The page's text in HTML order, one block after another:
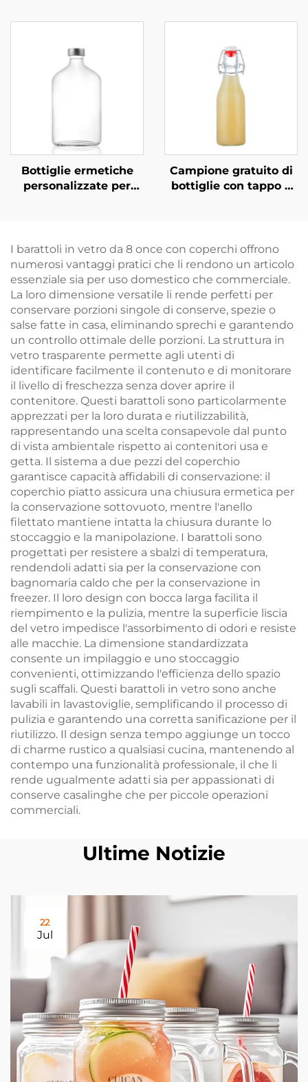
500 ml per bevande
ml, quadrate, per
caffè
Bottiglie ermetiche
personalizzate per
ml
Campione gratuito di
bottiglie con tappo a
I barattoli in vetro da 8 once con coperchi offrono
numerosi vantaggi pratici che li rendono un articolo
essenziale sia per uso domestico che commerciale.
La loro dimensione versatile li rende perfetti per
conservare porzioni singole di conserve, spezie o
salse fatte in casa, eliminando sprechi e garantendo
un controllo ottimale delle porzioni. La struttura in
vetro trasparente permette agli utenti di
identificare facilmente il contenuto e di monitorare
il livello di freschezza senza dover aprire il
contenitore. Questi barattoli sono particolarmente
apprezzati per la loro durata e riutilizzabilità,
rappresentando una scelta consapevole dal punto
di vista ambientale rispetto ai contenitori usa e
getta. Il sistema a due pezzi del coperchio
garantisce capacità affidabili di conservazione: il
coperchio piatto assicura una chiusura ermetica per
la conservazione sottovuoto, mentre l'anello
filettato mantiene intatta la chiusura durante lo
stoccaggio e la manipolazione. I barattoli sono
progettati per resistere a sbalzi di temperatura,
rendendoli adatti sia per la conservazione con
bagnomaria caldo che per la conservazione in
freezer. Il loro design con bocca larga facilita il
riempimento e la pulizia, mentre la superficie liscia
del vetro impedisce l'assorbimento di odori e resiste
alle macchie. La dimensione standardizzata
consente un impilaggio e uno stoccaggio
convenienti, ottimizzando l'efficienza dello spazio
sugli scaffali. Questi barattoli in vetro sono anche
lavabili in lavastoviglie, semplificando il processo di
pulizia e garantendo una corretta sanificazione per il
riutilizzo. Il design senza tempo aggiunge un tocco
di charme rustico a qualsiasi cucina, mantenendo al
contempo una funzionalità professionale, il che li
rende ugualmente adatti sia per appassionati di
conserve casalinghe che per piccole operazioni
commerciali.
Ultime Notizie
22
Jul